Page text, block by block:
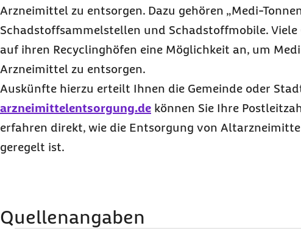
Arzneimittel zu entsorgen. Dazu gehören „Medi-
Schadstoffsammelstellen und Schadstoffmobile. Viele
auf ihren Recyclinghöfen eine Möglichkeit an, um
Arzneimittel zu entsorgen.
Auskünfte hierzu erteilt Ihnen die Gemeinde oder
arzneimittelentsorgung.de können Sie Ihre
erfahren direkt, wie die Entsorgung von
geregelt ist.
Quellenangaben